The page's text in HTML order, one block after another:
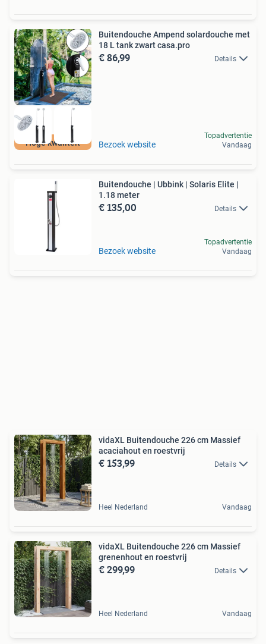
Hoge kwaliteit
Buitendouche Ampend solardouche met
18 L tank zwart casa.pro
€ 86,99 Details
Bezoek website
Topadvertentie
Vandaag
Buitendouche | Ubbink | Solaris Elite |
1.18 meter
€ 135,00 Details
Bezoek website
Topadvertentie
Vandaag
vidaXL Buitendouche 226 cm Massief
acaciahout en roestvrij
€ 153,99 Details
Heel Nederland Vandaag
vidaXL Buitendouche 226 cm Massief
grenenhout en roestvrij
€ 299,99 Details
Heel Nederland Vandaag